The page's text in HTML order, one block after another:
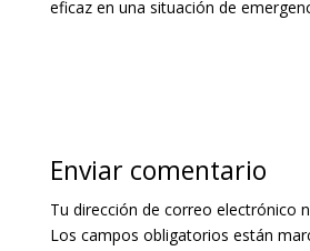
eficaz en una situación de
Enviar comentario
Tu dirección de correo electrónico
Los campos obligatorios están